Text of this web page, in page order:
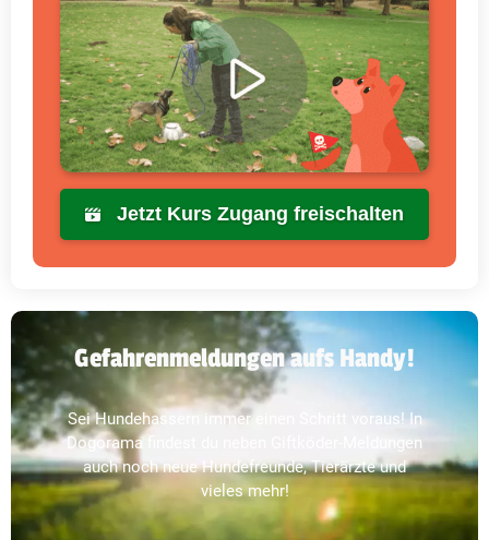
Jetzt Kurs Zugang freischalten
Gefahrenmeldungen aufs Handy!
Sei Hundehassern immer einen Schritt voraus! In
Dogorama findest du neben Giftköder-Meldungen
auch noch neue Hundefreunde, Tierärzte und
vieles mehr!